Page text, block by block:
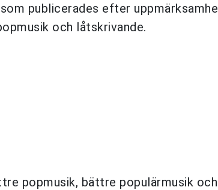
publicerades efter
och låtskrivande.
popmusik, bättre populärmusik